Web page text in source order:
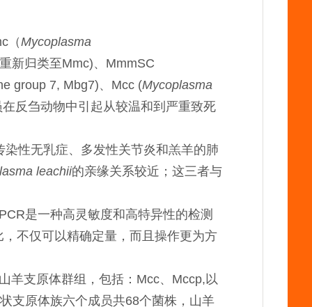
（Mycoplasma
新归类至Mmc)、MmmSC
group 7, Mbg7)、Mcc (Mycoplasma
反刍动物中引起从较温和到严重致死
性无乳症、多发性关节炎和羔羊的肺
leachii的亲缘关系较近；这三者与
是一种高灵敏度和高特异性的检测
不仅可以精确定量，而且操作更为方
羊支原体群组，包括：Mcc、Mccp,以
支原体族六个成员共68个菌株，山羊